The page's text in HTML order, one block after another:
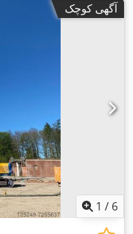
آگهی کوچک
1 / 6